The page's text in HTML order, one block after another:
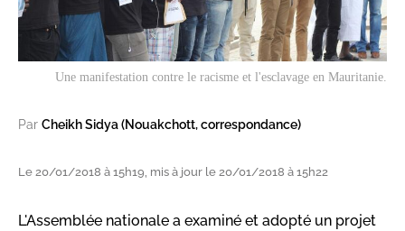
Une manifestation contre le racisme et l'esclavage en Mauritanie.
Par Cheikh Sidya (Nouakchott, correspondance)
Le 20/01/2018 à 15h19, mis à jour le 20/01/2018 à 15h22
L'Assemblée nationale a examiné et adopté un projet